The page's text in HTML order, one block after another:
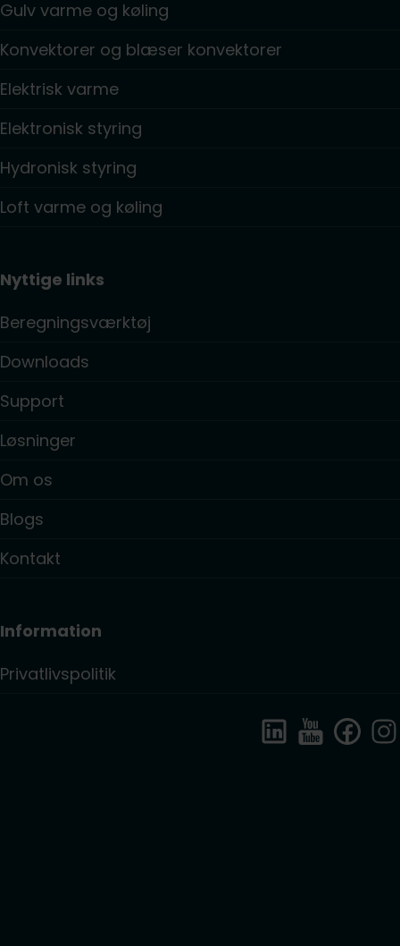
Gulv varme og køling
Konvektorer og blæser konvektorer
Elektrisk varme
Elektronisk styring
Hydronisk styring
Loft varme og køling
Nyttige links
Beregningsværktøj
Downloads
Support
Løsninger
Om os
Blogs
Kontakt
Information
Privatlivspolitik